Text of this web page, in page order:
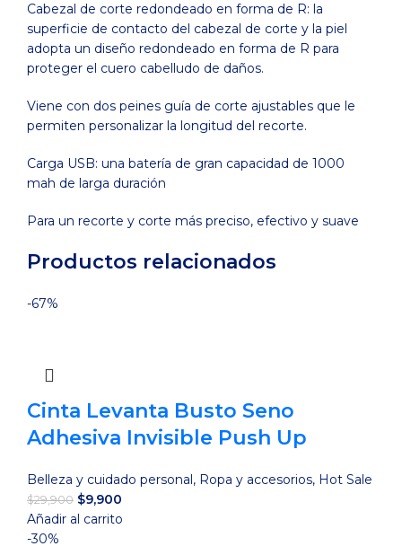
Cabezal de corte redondeado en forma de R: la
superficie de contacto del cabezal de corte y la piel
adopta un diseño redondeado en forma de R para
proteger el cuero cabelludo de daños.
Viene con dos peines guía de corte ajustables que le
permiten personalizar la longitud del recorte.
Carga USB: una batería de gran capacidad de 1000
mah de larga duración
Para un recorte y corte más preciso, efectivo y suave
Productos relacionados
-67%
Cinta Levanta Busto Seno
Adhesiva Invisible Push Up
Belleza y cuidado personal , Ropa y accesorios, Hot Sale
$29,900 El
precio
$9,900
precio
Añadir al carrito
-30%